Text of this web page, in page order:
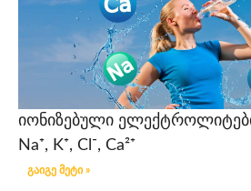
იონიზებული
Na⁺, K⁺, Cl⁻, Ca²⁺
გაიგე მეტი »